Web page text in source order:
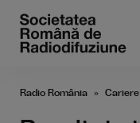
Radio România Cariere